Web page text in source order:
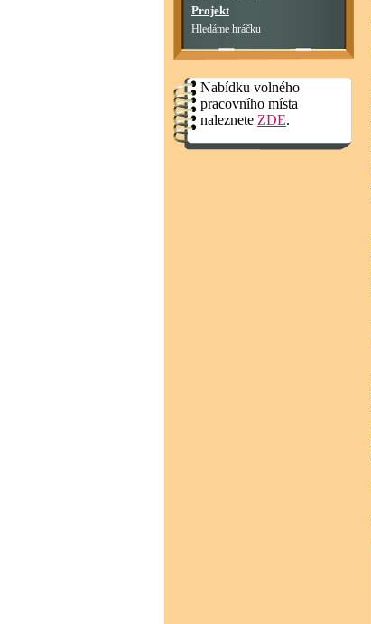
Projekt
Hledáme hráčku
Nabídku volného
pracovního místa
naleznete ZDE.